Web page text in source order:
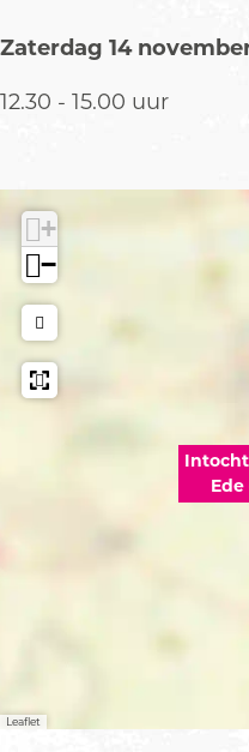
e
e
c
Zaterdag 14
12.30 - 15.00 uur
+
−
Leaflet